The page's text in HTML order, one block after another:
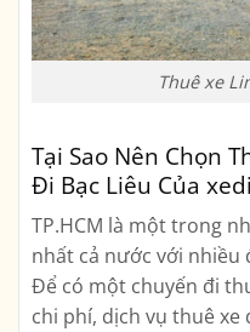
Thuê xe
Tại Sao Nên Chọn
Đi Bạc Liêu Của
TP.HCM là một trong
nhất cả nước với nhiều
Để có một chuyến đi
chi phí, dịch vụ thuê